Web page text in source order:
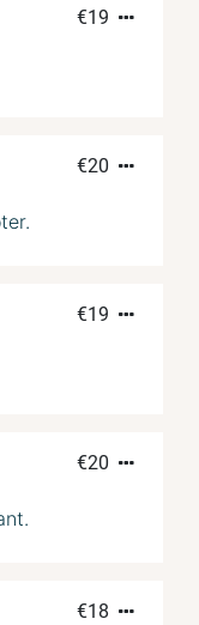
€19
€20
€19
€20
€18